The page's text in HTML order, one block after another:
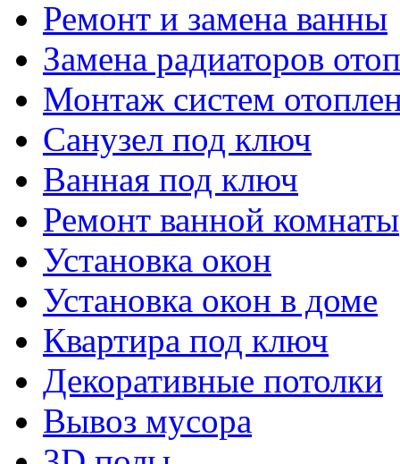
Ремонт и замена ванны
Замена радиаторов
Монтаж систем
Санузел под ключ
Ванная под ключ
Ремонт ванной комнаты
Установка окон
Установка окон в доме
Квартира под ключ
Декоративные потолки
Вывоз мусора